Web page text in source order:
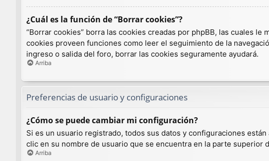
¿Cuál es la función de “Borrar cookies”?
“Borrar cookies” borra las cookies creadas por phpBB, las cuales
cookies proveen funciones como leer el seguimiento de la
ingreso o salida del foro, borrar las cookies seguramente ayudará.
Arriba
Preferencias de usuario y configuraciones
¿Cómo se puede cambiar mi configuración?
Si es un usuario registrado, todos sus datos y configuraciones
clic en su nombre de usuario que se encuentra en la parte superior
Arriba